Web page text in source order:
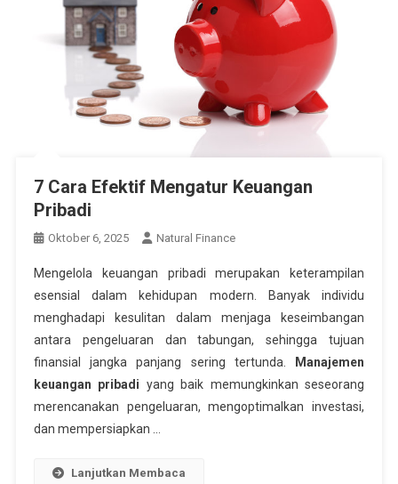
7 Cara Efektif Mengatur Keuangan
Pribadi
Oktober 6, 2025 Natural Finance
Mengelola keuangan pribadi merupakan keterampilan
esensial dalam kehidupan modern. Banyak individu
menghadapi kesulitan dalam menjaga keseimbangan
antara pengeluaran dan tabungan, sehingga tujuan
finansial jangka panjang sering tertunda.
Manajemen
keuangan pribadi yang baik memungkinkan seseorang
merencanakan pengeluaran, mengoptimalkan investasi,
dan mempersiapkan …
Lanjutkan Membaca